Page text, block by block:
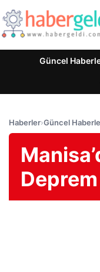
Güncel
Haberler›Güncel
Deprem